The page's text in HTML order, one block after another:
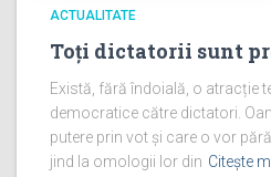
ACTUALITATE
Toți dictatorii sunt
Există, fără îndoială, o atracție
democratice către dictatori.
putere prin vot și care o vor
jind la omologii lor din Citește